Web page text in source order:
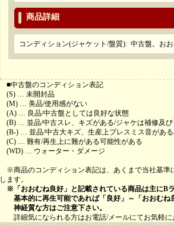
商品詳細
コンディション(ジャケット/盤質): 中古盤。おお
■中古盤のコンディション表記
(S) … 未開封品
(M) … 美品/使用感がない
(A) … 良品/中古盤としては良好な状態
(B) … 並品/中古スレ、キズがある/ジャケは補修及び
(B-) … 並品/中古大キズ、生産上プレスミス音があ
(C) … 難有/再生上に難がある可能性がある
(WD) … ウォーター・ダメージ
※商品のコンディション表記は、あくまで当社基準
します。
※「おおむね良好」と記載されている商品は主にB
基本的に再生可能であれば「良好」～「おおむね
神経質な方はご注意下さい。
詳細気になられる方はお電話/メールにてお気軽に